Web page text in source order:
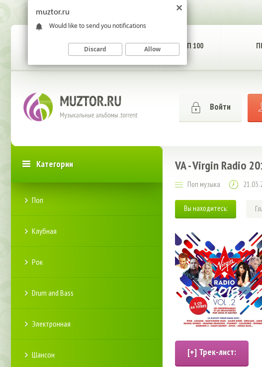
ГЛАВНАЯ СТРАНИЦА ТОП 100
Войти
VA - Virgin Radio
Поп музыка
Вы находитесь:
Категории
Поп
Клубная
Рок
Drum and Bass
Электронная
Шансон
muztor.ru
Would like to send you notifications
Discard Allow